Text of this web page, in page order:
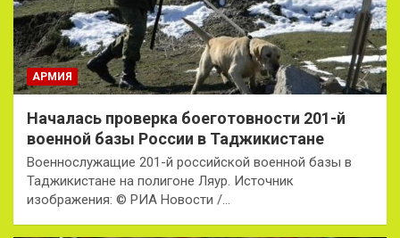
АРМИЯ
Началась проверка боеготовности 201-й
военной базы России в Таджикистане
Военнослужащие 201-й российской военной базы в
Таджикистане на полигоне Ляур. Источник
изображения: © РИА Новости /…